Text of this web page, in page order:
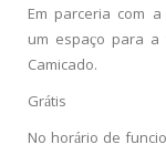
Em parceria com
um espaço para
Camicado.
Grátis
No horário de